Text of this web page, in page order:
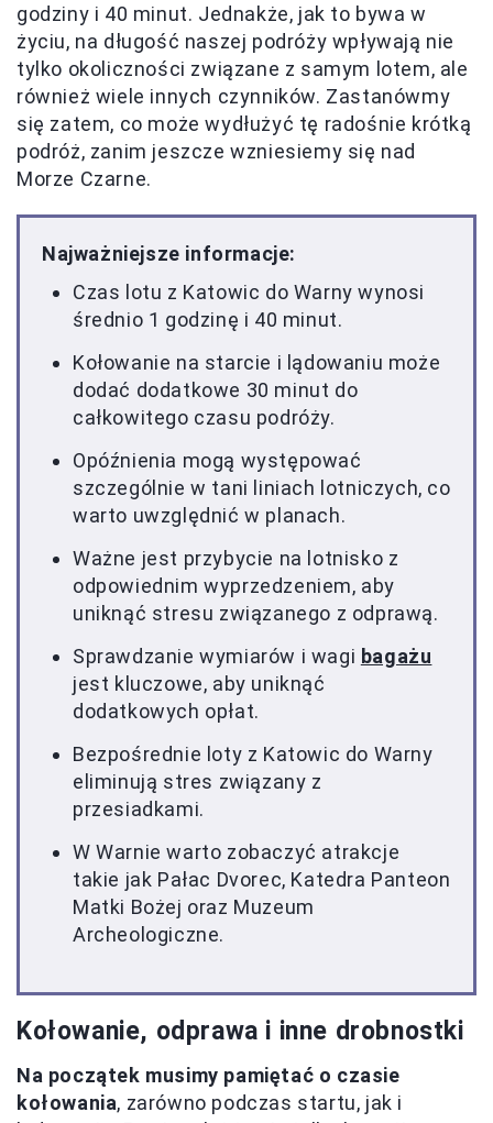
godziny i 40 minut. Jednakże, jak to bywa w
życiu, na długość naszej podróży wpływają nie
tylko okoliczności związane z samym lotem, ale
również wiele innych czynników. Zastanówmy
się zatem, co może wydłużyć tę radośnie krótką
podróż, zanim jeszcze wzniesiemy się nad
Morze Czarne.
Najważniejsze informacje:
Czas lotu z Katowic do Warny wynosi
średnio 1 godzinę i 40 minut.
Kołowanie na starcie i lądowaniu może
dodać dodatkowe 30 minut do
całkowitego czasu podróży.
Opóźnienia mogą występować
szczególnie w tani liniach lotniczych, co
warto uwzględnić w planach.
Ważne jest przybycie na lotnisko z
odpowiednim wyprzedzeniem, aby
uniknąć stresu związanego z odprawą.
Sprawdzanie wymiarów i wagi bagażu
jest kluczowe, aby uniknąć
dodatkowych opłat.
Bezpośrednie loty z Katowic do Warny
eliminują stres związany z
przesiadkami.
W Warnie warto zobaczyć atrakcje
takie jak Pałac Dvorec, Katedra Panteon
Matki Bożej oraz Muzeum
Archeologiczne.
Kołowanie, odprawa i inne drobnostki
Na początek musimy pamiętać o czasie
kołowania, zarówno podczas startu, jak i